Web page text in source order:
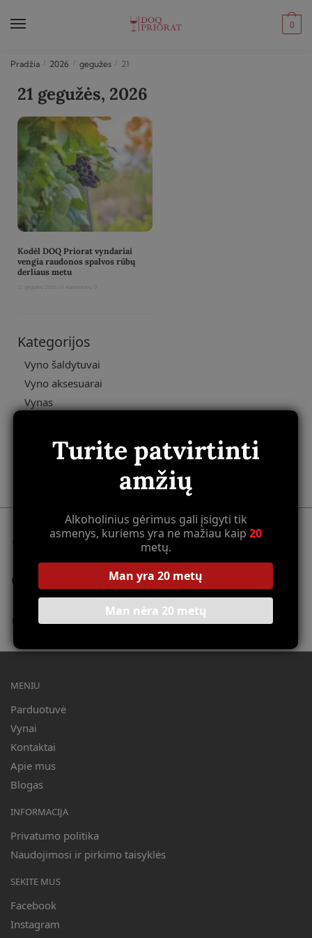
0
Pradžia / 2026 / gegužės / 21
21 gegužės, 2026
Kodėl DOQ Priorat vyndariai
vengia raudonos spalvos rūbų
derliaus metu
21 gegužės, 2026
Kategorijos
Vyno šaldytuvai
Vyno aksesuarai
Vynas
Uncategorized
Nemokamas pristatymas
Perkant už daugiau nei 100 Eur
Nepriekaištinga kokybė
Visa produkcija kruopščiai atrinkta
100% Saugus atsiskaitymas
Mūsų partneris Swedbank
MENIU
Parduotuvė
Vynai
Kontaktai
Apie mus
Blogas
INFORMACIJA
Privatumo politika
Naudojimosi ir pirkimo taisyklės
SEKITE MUS
Facebook
Instagram
Turite patvirtinti
amžių
Alkoholinius gėrimus gali įsigyti tik
asmenys, kuriems yra ne mažiau kaip20
metų.
Man yra 20 metų
Man nėra 20 metų